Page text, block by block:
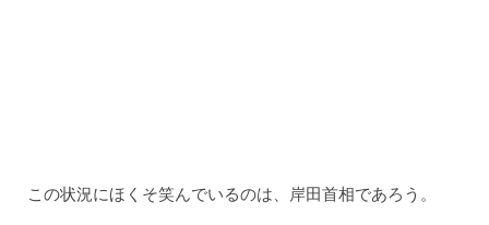
この状況にほくそ笑んでいるのは、岸田首相であろう。